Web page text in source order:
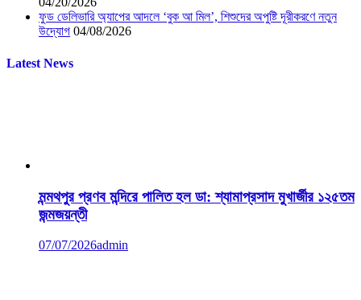
ফুড ডেলিভারি অ্যাপের আদলে ‘বুক আ মিল’, শিশুদের অপুষ্টি দূরীকরণে নতুন
উদ্যোগ 04/08/2026
Latest News
মন্মথপুর প্রণব মন্দিরে পালিত হল ডা: শ্যামাপ্রসাদ মুখার্জীর ১২৫তম
জন্মজয়ন্তী
07/07/2026admin